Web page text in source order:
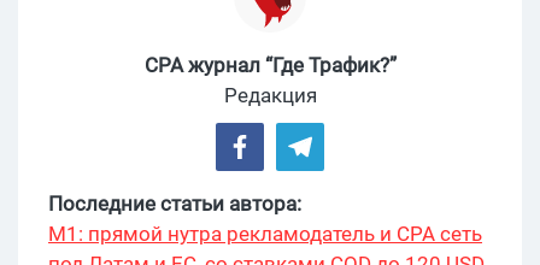
CPA журнал “Где Трафик?”
Редакция
Последние статьи автора:
М1: прямой нутра рекламодатель и CPA сеть